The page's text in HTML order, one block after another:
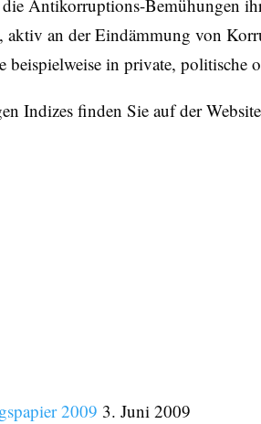
Antikorruptions-Bemühungen
an der Eindämmung von
in private, politische
Indizes finden Sie auf der
2009 3. Juni 2009